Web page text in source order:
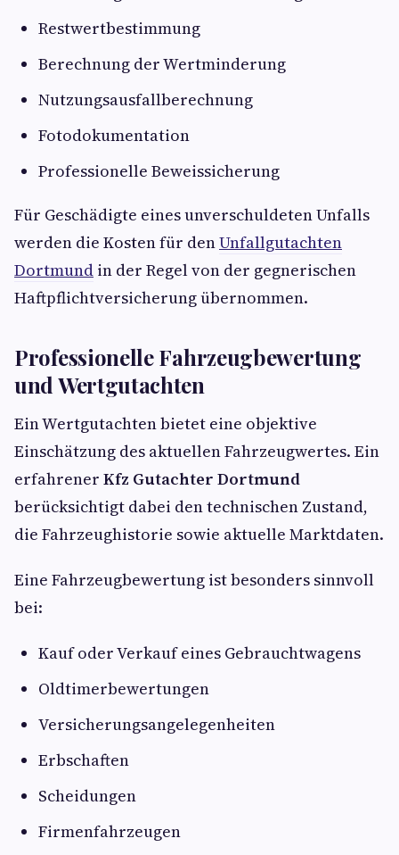
Restwertbestimmung
Berechnung der Wertminderung
Nutzungsausfallberechnung
Fotodokumentation
Professionelle Beweissicherung
Für Geschädigte eines unverschuldeten Unfalls
werden die Kosten für denUnfallgutachten
Dortmund in der Regel von der gegnerischen
Haftpflichtversicherung übernommen.
Professionelle Fahrzeugbewertung
und Wertgutachten
Ein Wertgutachten bietet eine objektive
Einschätzung des aktuellen Fahrzeugwertes. Ein
erfahrener Kfz Gutachter Dortmund
berücksichtigt dabei den technischen Zustand,
die Fahrzeughistorie sowie aktuelle Marktdaten.
Eine Fahrzeugbewertung ist besonders sinnvoll
bei:
Kauf oder Verkauf eines Gebrauchtwagens
Oldtimerbewertungen
Versicherungsangelegenheiten
Erbschaften
Scheidungen
Firmenfahrzeugen